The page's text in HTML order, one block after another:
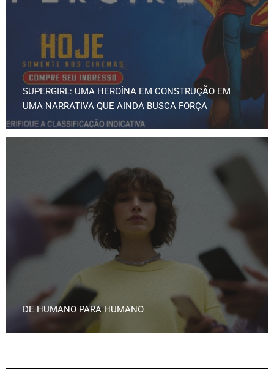
SUPERGIRL: UMA HEROÍNA EM CONSTRUÇÃO EM
UMA NARRATIVA QUE AINDA BUSCA FORÇA
DE HUMANO PARA HUMANO